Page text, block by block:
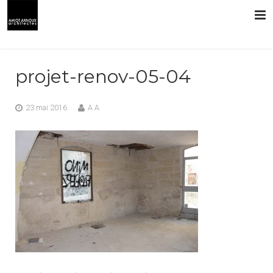
PRESTATIONS
CONTACT
projet-renov-05-04
23 mai 2016 A A